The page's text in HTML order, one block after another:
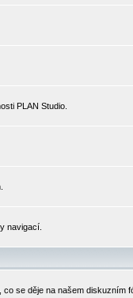
PLAN Studio.
navigací.
se děje na našem diskuzním